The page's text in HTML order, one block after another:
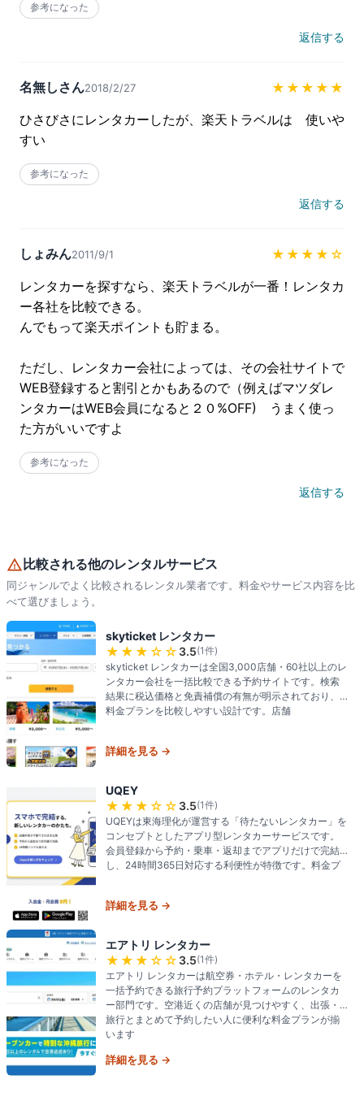
参考になった
返信する
名無しさん2018/2/27
★★★★★
ひさびさにレンタカーしたが、楽天トラベルは　使いや
すい
参考になった
返信する
しょみん2011/9/1 ★★★★ ☆
レンタカーを探すなら、楽天トラベルが一番！レンタカ
ー各社を比較できる。
んでもって楽天ポイントも貯まる。
ただし、レンタカー会社によっては、その会社サイトで
WEB登録すると割引とかもあるので（例えばマツダレ
ンタカーはWEB会員になると２０%OFF)　うまく使っ
た方がいいですよ
参考になった
返信する
比較される他のレンタルサービス
同ジャンルでよく比較されるレンタル業者です。料金やサービス内容を比
べて選びましょう。
skyticket レンタカー
★★★ ☆☆ 3.5(1件)
skyticket レンタカーは全国3,000店舗・60社以上のレ
ンタカー会社を一括比較できる予約サイトです。検索
結果に税込価格と免責補償の有無が明示されており、
料金プランを比較しやすい設計です。店舗
詳細を見る →
UQEY
★★★ ☆☆ 3.5(1件)
UQEYは東海理化が運営する「待たないレンタカー」を
コンセプトとしたアプリ型レンタカーサービスです。
会員登録から予約・乗車・返却までアプリだけで完結
し、24時間365日対応する利便性が特徴です。料金プ
詳細を見る →
エアトリ レンタカー
★★★ ☆☆ 3.5(1件)
エアトリ レンタカーは航空券・ホテル・レンタカーを
一括予約できる旅行予約プラットフォームのレンタカ
ー部門です。空港近くの店舗が見つけやすく、出張・
旅行とまとめて予約したい人に便利な料金プランが揃
います
詳細を見る →